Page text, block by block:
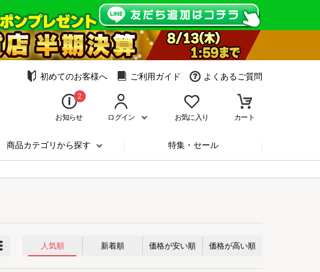
初めてのお客様へ ご利用ガイド よくあるご質問
2
お知らせ ログイン お気に入り カート
商品カテゴリから探す 特集・セール
人気順 新着順 価格が安い順 価格が高い順